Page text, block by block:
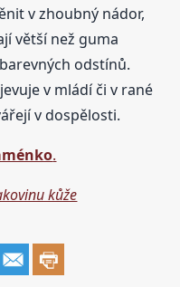
v zhoubný nádor,
větší než guma
odstínů.
v mládí či v rané
v dospělosti.
.
kůže